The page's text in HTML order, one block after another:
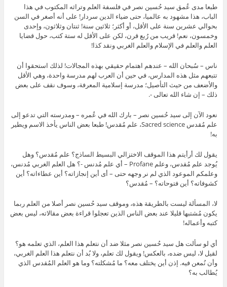
طبعا مدى عُمق سيد حُسين نصر في فلسفة العلم وتراثه المكتوب في هذا
الباب، هذا مشهود به عالميا، حتى ضياء الدين سردار! على أنه أصغر في السن
بحوالي عشرين سنة على الأقل، أو أكثر؛ ثلاثين سنة! ثنتان وثلاثون، وإحدى
وخمسون، نعم! قريب من رُبع قرن، لكن على الأقل له ستة كتب، حول قضايا
العلم والعلم في الإسلام والعلم الغربي ونقد كذا!
ناس – سُبحان الله – عندهم اهتمام حقيقي بهذه المجالات! لذلك استحقوا أن
تتبعهم مثل هذه المدارس، في حين أن العرب لهم مدرسة واحدة، وهي الأقل
والأضعف من حيث التأصيل؛ مدرسة إسلامية المعرفة، وسوف نقف على بعض
ذلك – إن شاء الله تعالى -.
نعود الآن إلى سيد حُسين نصر – بارك الله في عُمره – ومدرسته التي تدعو إلى
علم مُقدس Sacred science، علم مُقدس! طبعا بعض الناس يأخذ الاسم ويطير
به!
يقول لك أرأيتم هذا الموقف الاختزالي البسيط الساذج؟ علم مُقدس؟ وهل
يُوجد علم مُقدس، وعلم Profane – أي علم مُدنس -؟ هل العلم الغربي مُدنس،
وعلمكم الموعود الذي لم نر وجهه حتى – أى أين إنجازاته؟ أين عطاءاته؟ أين
كشوفاته؟ أين فتوحاته؟ – مُقدس؟
لا، المسألة ليست بالطريقة هذه، وموقف سيد حُسين نصر أصلا من العلم ربما
يكون مُشتبها قليلا عند بعض الناس الذين تعجلوا قراءة بعض مقالاته، ليس بعض
كتبه وأعماله!
أي لو سألت هل سيد حُسين نصر مثلا ضد أن نتعلم هذا العلم، الذي تعلمه هو؟
لقيل لا، ليس ضده، بالعكس! ويقول لك تعلم، ولا بُد أن نتعلم هذا العلم الغربي،
وأن نُمعن فيه. إذن أين يختلف معه؟ ما مُشكلته؟ وما هو العلم المُقدس الذي
يُطالب به؟